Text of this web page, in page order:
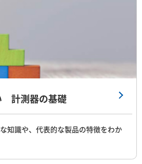
計測器の基礎
知識や、代表的な製品の特徴をわか